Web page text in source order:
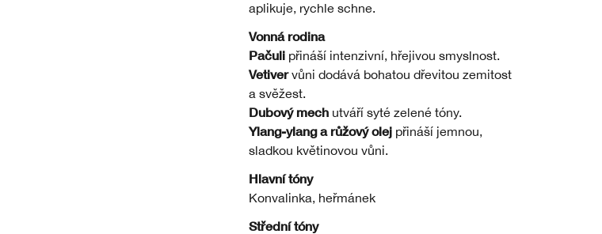
aplikuje, rychle schne.
Vonná rodina
Pačulipřináší intenzivní, hřejivou smyslnost.
Vetivervůni dodává bohatou dřevitou zemitost
a svěžest.
Dubový mechutváří syté zelené tóny.
Ylang-ylang a růžový olejpřináší jemnou,
sladkou květinovou vůni.
Hlavní tóny
Konvalinka, heřmánek
Střední tóny